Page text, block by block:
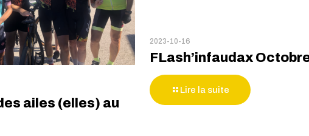
ailes (elles) au
2023-10-16
FLash’infaudax
Lire la suite